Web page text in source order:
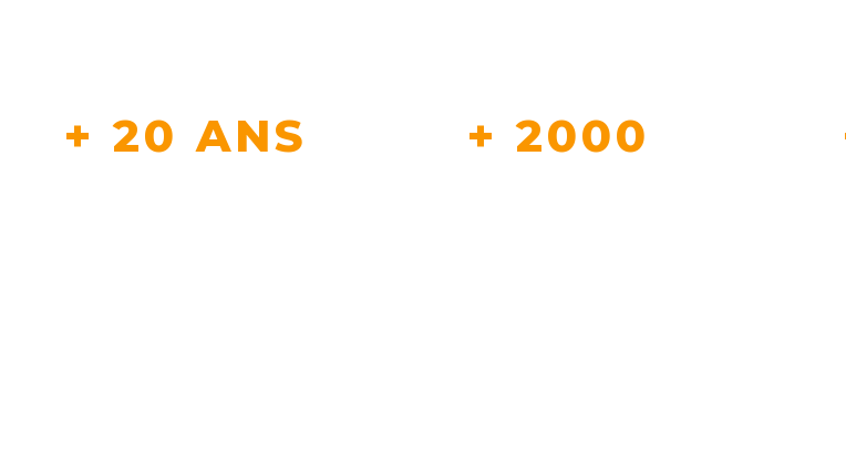
+ 20 ANS + 2000